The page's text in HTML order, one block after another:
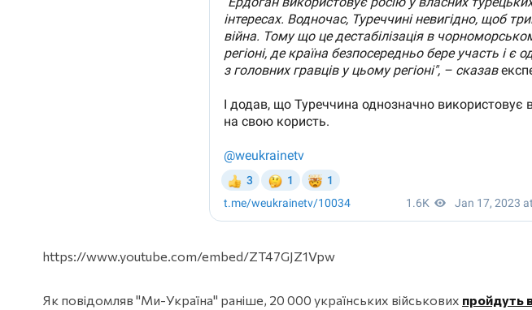
https://www.youtube.com/embed/ZT47GJZ1Vpw
Як повідомляв "Ми-Україна" раніше, 20 000 українських військових пройдуть